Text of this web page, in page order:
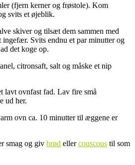
(fjern kerner og frøstole). Kom
svits et øjeblik.
skiver og tilsæt dem sammen med
ingefær. Svits endnu et par minutter og
det koge op.
citronsaft, salt og måske et nip
lavt ovnfast fad. Lav fire små
ud her.
ovn ca. 10 minutter til æggene er
smag og giv brød ellercouscous til som